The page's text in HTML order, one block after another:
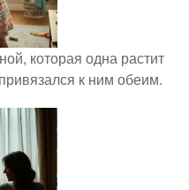
которая одна растит
к ним обеим.